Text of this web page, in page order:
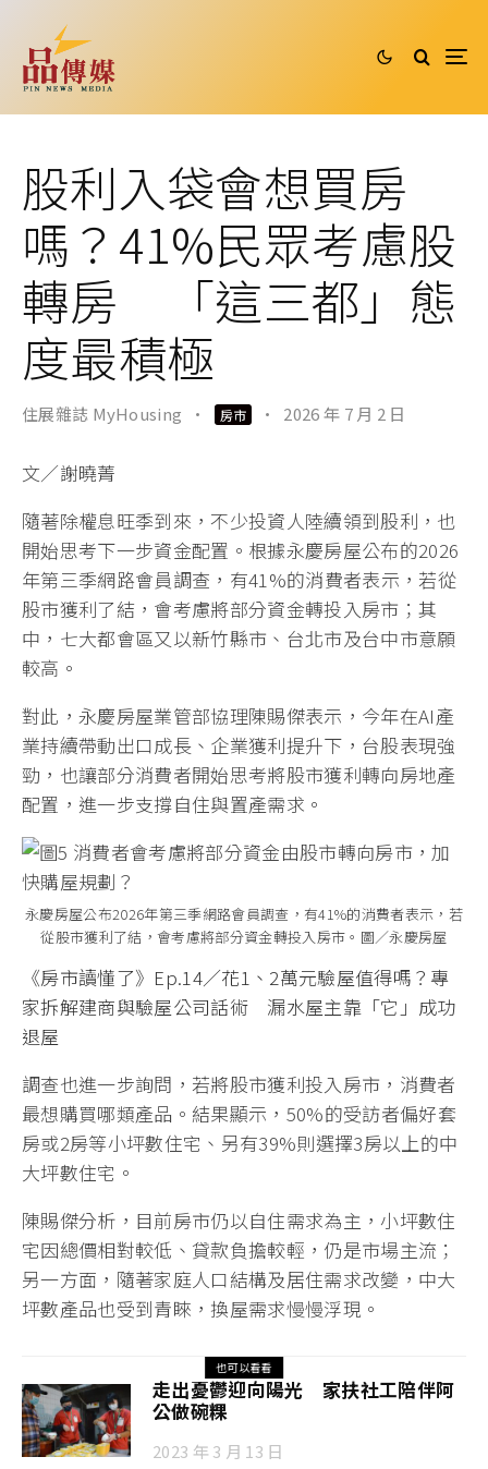
股利入袋會想買房
嗎？41%民眾考慮股
轉房 「這三都」態
度最積極
住展雜誌 MyHousing · 房市 · 2026 年 7 月 2 日
文／謝曉菁
隨著除權息旺季到來，不少投資人陸續領到股利，也
開始思考下一步資金配置。根據永慶房屋公布的2026
年第三季網路會員調查，有41%的消費者表示，若從
股市獲利了結，會考慮將部分資金轉投入房市；其
中，七大都會區又以新竹縣市、台北市及台中市意願
較高。
對此，永慶房屋業管部協理陳賜傑表示，今年在AI產
業持續帶動出口成長、企業獲利提升下，台股表現強
勁，也讓部分消費者開始思考將股市獲利轉向房地產
配置，進一步支撐自住與置產需求。
永慶房屋公布2026年第三季網路會員調查，有41%的消費者表示，若
從股市獲利了結，會考慮將部分資金轉投入房市。圖／永慶房屋
《房市讀懂了》Ep.14／花1、2萬元驗屋值得嗎？專
家拆解建商與驗屋公司話術 漏水屋主靠「它」成功
退屋
調查也進一步詢問，若將股市獲利投入房市，消費者
最想購買哪類產品。結果顯示，50%的受訪者偏好套
房或2房等小坪數住宅、另有39%則選擇3房以上的中
大坪數住宅。
陳賜傑分析，目前房市仍以自住需求為主，小坪數住
宅因總價相對較低、貸款負擔較輕，仍是市場主流；
另一方面，隨著家庭人口結構及居住需求改變，中大
坪數產品也受到青睞，換屋需求慢慢浮現。
也可以看看
走出憂鬱迎向陽光 家扶社工陪伴阿
公做碗粿
2023 年 3 月 13 日